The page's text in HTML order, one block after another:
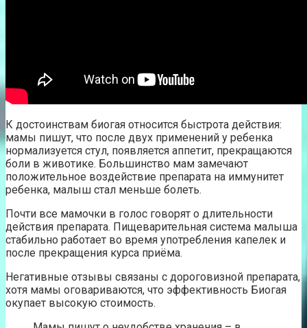
К достоинствам биогая относится быстрота действия:
мамы пишут, что после двух применений у ребенка
нормализуется стул, появляется аппетит, прекращаются
боли в животике. Большинство мам замечают
положительное воздействие препарата на иммунитет
ребенка, малыш стал меньше болеть.
Почти все мамочки в голос говорят о длительности
действия препарата. Пищеварительная система малыша
стабильно работает во время употребления капелек и
после прекращения курса приёма.
Негативные отзывы связаны с дороговизной препарата,
хотя мамы оговариваются, что эффективность Биогая
окупает высокую стоимость.